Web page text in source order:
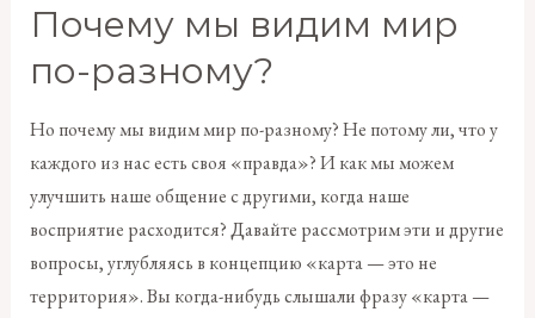
Почему мы видим мир
по-разному?
Но почему мы видим мир по-разному? Не потому ли, что у
каждого из нас есть своя «правда»? И как мы можем
улучшить наше общение с другими, когда наше
восприятие расходится? Давайте рассмотрим эти и другие
вопросы, углубляясь в концепцию «карта — это не
территория». Вы когда-нибудь слышали фразу «карта —